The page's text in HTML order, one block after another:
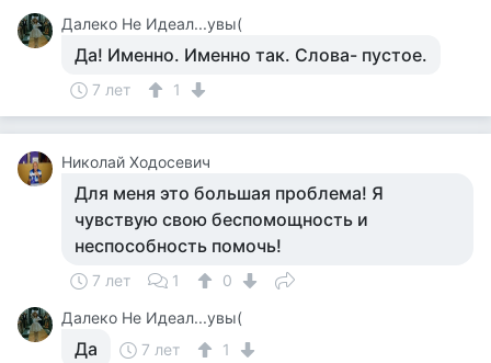
Далеко Не Идеал...увы(
Да! Именно. Именно так. Слова- пустое.
7 лет 1
Николай Ходосевич
Для меня это большая проблема! Я
чувствую свою беспомощность и
неспособность помочь!
7 лет 1
0
Далеко Не Идеал...увы(
Да 7 лет 1